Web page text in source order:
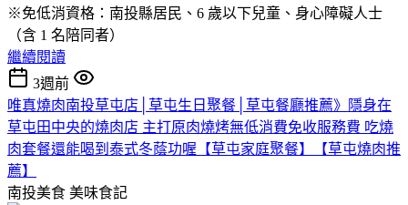
※免低消資格：南投縣居民、6 歲以下兒童、身心障礙人士
（含 1 名陪同者）
繼續閱讀
3週前
唯真燒肉南投草屯店│草屯生日聚餐│草屯餐廳推薦》隱身在
草屯田中央的燒肉店 主打原肉燒烤無低消費免收服務費 吃燒
肉套餐還能喝到泰式冬蔭功喔【草屯家庭聚餐】【草屯燒肉推
薦】
南投美食 美味食記